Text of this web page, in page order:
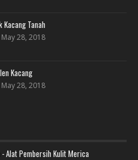
Tanah
May 28, 2018
Kacang
May 28, 2018
Alat Pembersih Kulit Merica